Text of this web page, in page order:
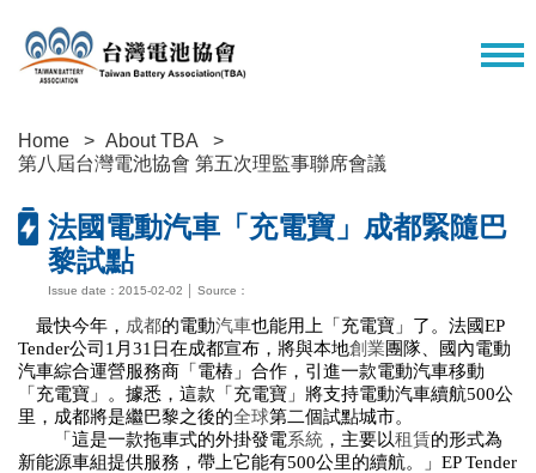
Home
About TBA
第八屆台灣電池協會 第五次理監事聯席會議
法國電動汽車「充電寶」成都緊隨巴
黎試點
Issue date：2015-02-02 │ Source：
最快今年， 成都的電動汽車也能用上「充電寶」了。法國EP
Tender公司1月31日在成都宣布，將與本地創業團隊、國內電動
汽車綜合運營服務商「電樁」合作，引進一款電動汽車移動
「充電寶」。據悉，這款「充電寶」將支持電動汽車續航500公
里，成都將是繼巴黎之後的全球第二個試點城市。
「這是一款拖車式的外掛發電系統 ，主要以租賃的形式為
新能源車組提供服務，帶上它能有500公里的續航。」EP Tender